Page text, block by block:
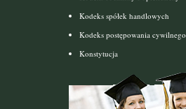
Kodeks spółek handlowych
Kodeks postępowania cywilnego
Konstytucja